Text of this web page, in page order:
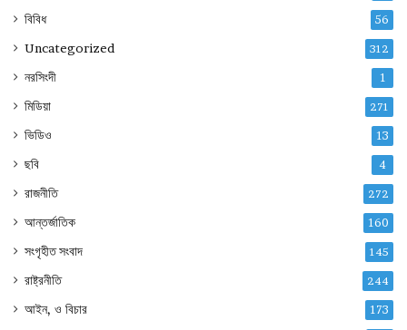
বিবিধ 56
Uncategorized 312
নরসিংদী 1
মিডিয়া 271
ভিডিও 13
ছবি 4
রাজনীতি 272
আন্তর্জাতিক 160
সংগৃহীত সংবাদ 145
রাষ্ট্রনীতি 244
আইন, ও বিচার 173